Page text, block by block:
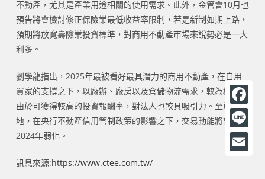
不動產，尤其是產業用途相關的使用需求。此外，金管會10月也
預告將會檢討修正保險業最低收益率限制，若是新制如期上路，
預期將放寬壽險業投資標準，對商用不動產市場來說勢必是一大
利多。
劉學龍指出，2025年最被看好最具潛力的商用不動產，在自用
買家的支撐之下，以廠辦、廠房以及倉儲物流需求，較為穩健，
由於可獲得較高的投資報酬率，對法人也較具吸引力。至於土
地，在央行不動產信用管制政策的影響之下，交易動能將較
2024年弱化。
訊息來源:https://www.ctee.com.tw/
F
a
c
L